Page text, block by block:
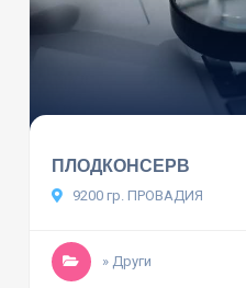
ПЛОДКОНСЕРВ
9200 гр. ПРОВАДИЯ
» Други